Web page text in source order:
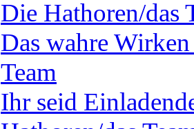
Die Hathoren/das
Das wahre
Team
Ihr seid